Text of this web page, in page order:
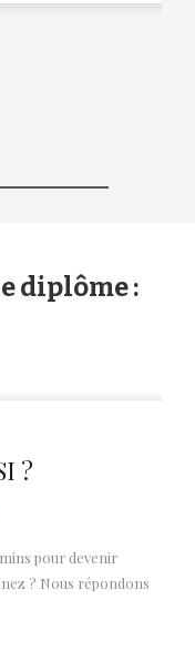
diplôme :
?
pour devenir
? Nous répondons